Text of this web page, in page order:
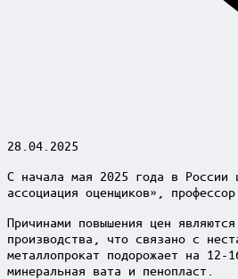
28.04.2025
С начала мая 2025 года в России
ассоциация оценщиков»,
Причинами повышения цен
производства, что связано с
металлопрокат подорожает на 12-
минеральная вата и пенопласт.